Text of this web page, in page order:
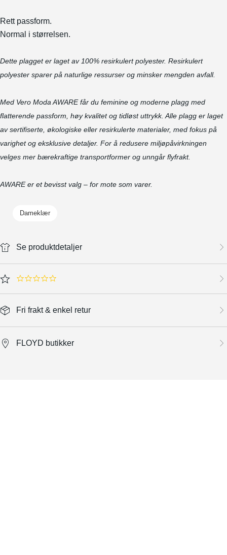
Rett passform.
Normal i størrelsen.
Dette plagget er laget av 100% resirkulert polyester. Resirkulert
polyester sparer på naturlige ressurser og minsker mengden avfall.
Med Vero Moda AWARE får du feminine og moderne plagg med
flatterende passform, høy kvalitet og tidløst uttrykk. Alle plagg er laget
av sertifiserte, økologiske eller resirkulerte materialer, med fokus på
varighet og eksklusive detaljer. For å redusere miljøpåvirkningen
velges mer bærekraftige transportformer og unngår flyfrakt.
AWARE er et bevisst valg – for mote som varer.
Dameklær
Se produktdetaljer
0.0 star rating
Fri frakt & enkel retur
FLOYD butikker